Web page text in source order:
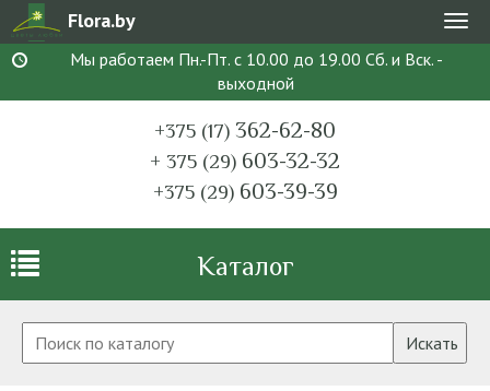
Flora.by
Мы работаем Пн.-Пт. с 10.00 до 19.00 Сб. и Вск. -
выходной
+375 (17) 362-62-80
+ 375 (29) 603-32-32
+375 (29)603-39-39
Каталог
Искать